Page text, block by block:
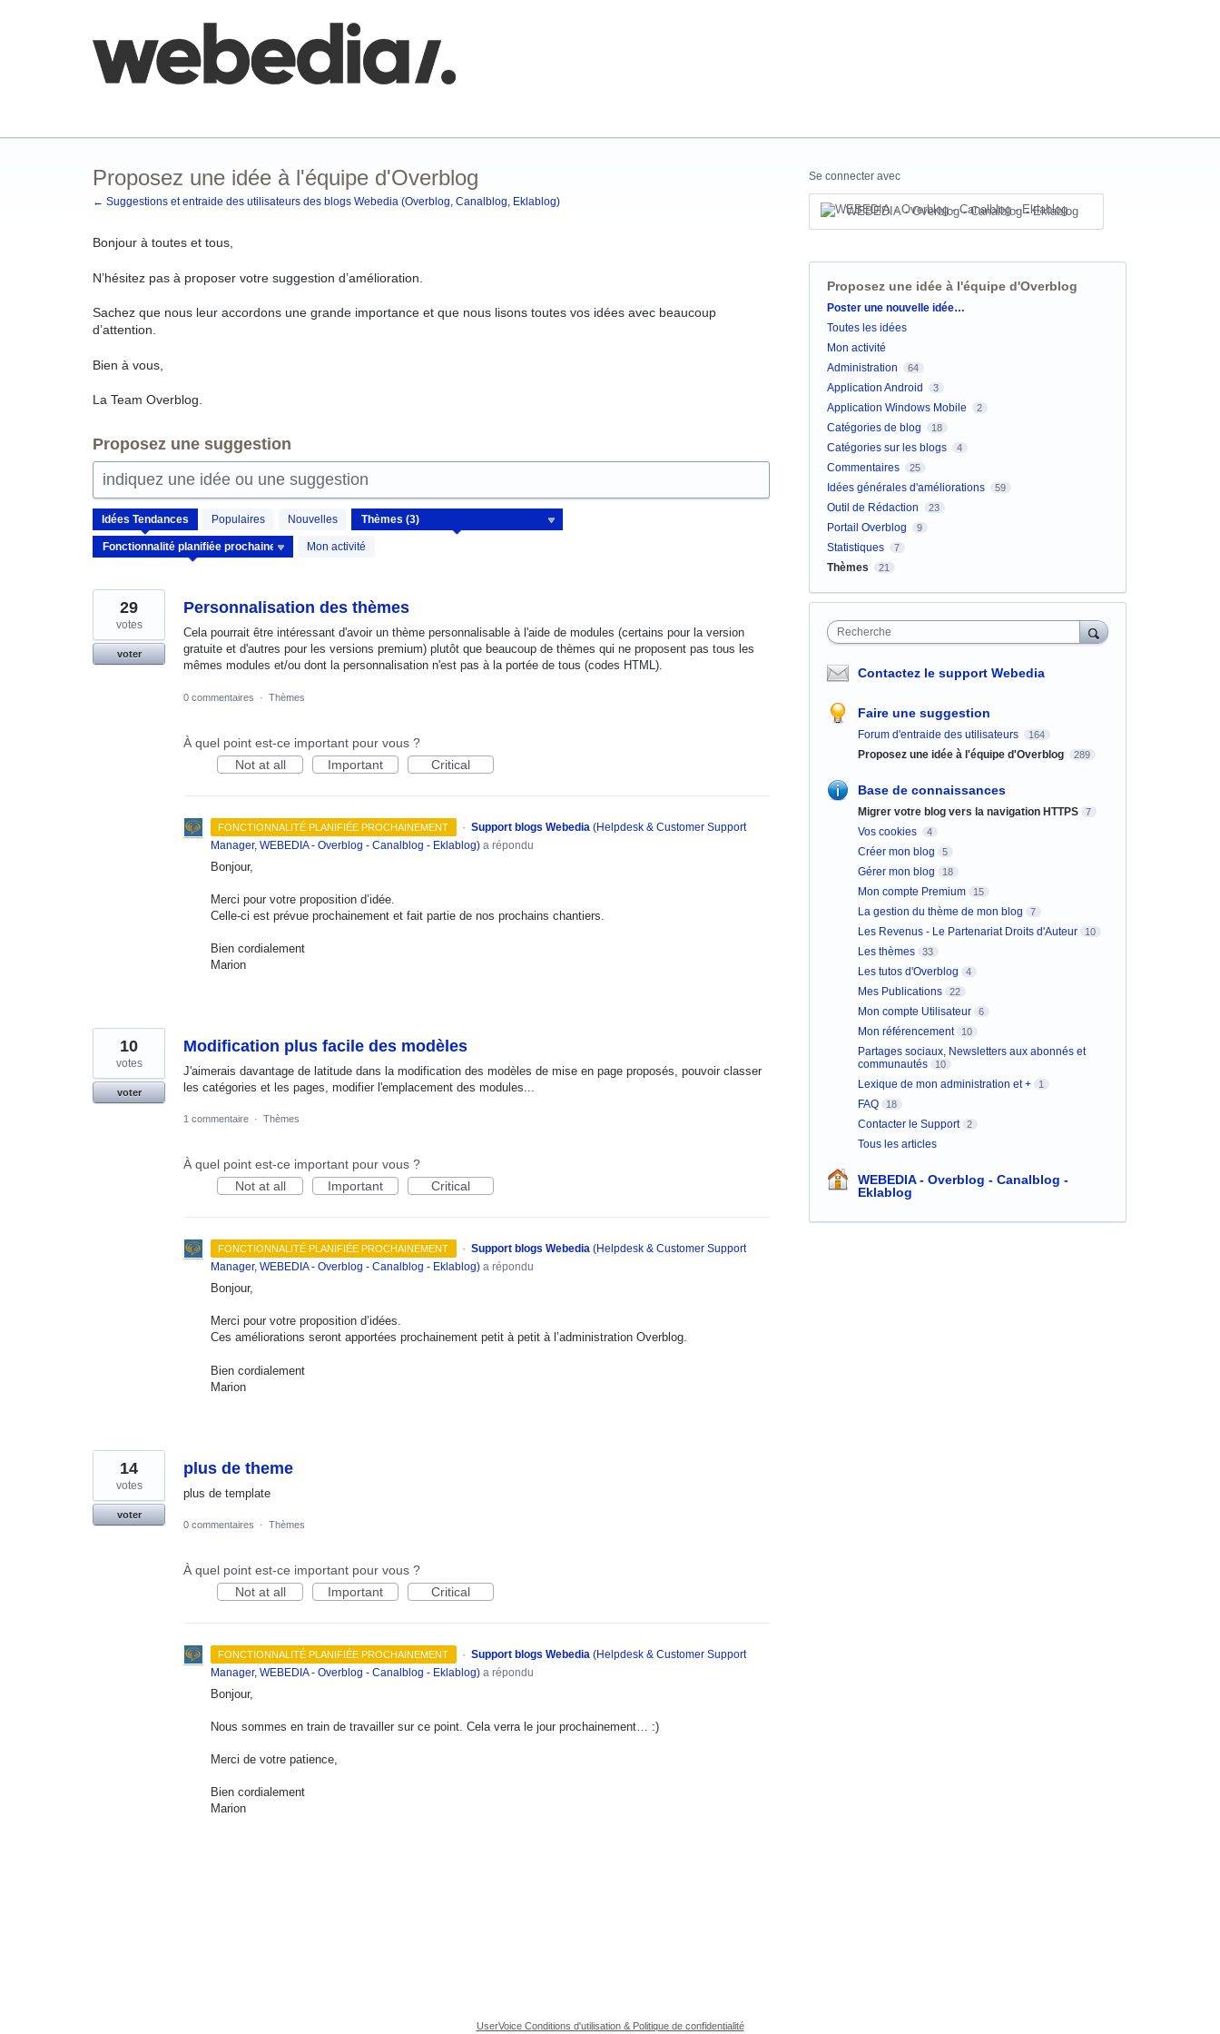
Proposez une idée à l'équipe d'Overblog
← Suggestions et entraide des utilisateurs des blogs Webedia (Overblog, Canalblog, Eklablog)
Bonjour à toutes et tous,
N’hésitez pas à proposer votre suggestion d’amélioration.
Sachez que nous leur accordons une grande importance et que nous lisons toutes vos idées avec beaucoup
d’attention.
Bien à vous,
La Team Overblog.
Proposez une suggestion
indiquez une idée ou une suggestion
Idées Tendances Populaires Nouvelles
Mon activité
résultats
trouvés
Personnalisation des thèmes
Cela pourrait être intéressant d'avoir un thème personnalisable à l'aide de modules (certains pour la version
gratuite et d'autres pour les versions premium) plutôt que beaucoup de thèmes qui ne proposent pas tous les
mêmes modules et/ou dont la personnalisation n'est pas à la portée de tous (codes HTML).
29
votes
voter
0 commentaires · Thèmes
À quel point est-ce important pour vous ?
Not at all
Important Critical
FONCTIONNALITÉ PLANIFIÉE PROCHAINEMENT · Support blogs Webedia (Helpdesk & Customer Support
Manager, WEBEDIA - Overblog - Canalblog - Eklablog) a répondu
Bonjour,
Merci pour votre proposition d’idée.
Celle-ci est prévue prochainement et fait partie de nos prochains chantiers.
Bien cordialement
Marion
Modification plus facile des modèles
J'aimerais davantage de latitude dans la modification des modèles de mise en page proposés, pouvoir classer
les catégories et les pages, modifier l'emplacement des modules...
10
votes
voter
1 commentaire · Thèmes
À quel point est-ce important pour vous ?
Not at all
Important Critical
FONCTIONNALITÉ PLANIFIÉE PROCHAINEMENT · Support blogs Webedia (Helpdesk & Customer Support
Manager, WEBEDIA - Overblog - Canalblog - Eklablog) a répondu
Bonjour,
Merci pour votre proposition d’idées.
Ces améliorations seront apportées prochainement petit à petit à l’administration Overblog.
Bien cordialement
Marion
plus de theme
plus de template
14
votes
voter
0 commentaires
· Thèmes
À quel point est-ce important pour vous ?
Not at all
Important Critical
FONCTIONNALITÉ PLANIFIÉE PROCHAINEMENT · Support blogs Webedia (Helpdesk & Customer Support
Manager, WEBEDIA - Overblog - Canalblog - Eklablog) a répondu
Bonjour,
Nous sommes en train de travailler sur ce point. Cela verra le jour prochainement… :)
Merci de votre patience,
Bien cordialement
Marion
Se connecter avec
WEBEDIA - Overblog - Canalblog - Eklablog
Proposez une idée à l'équipe d'Overblog
Catégories
Poster une nouvelle idée…
Toutes les idées
Mon activité
Administration
64
Application Android 3
Application Windows Mobile 2
Catégories de blog 18
Catégories sur les blogs 4
Commentaires 25
Idées générales d'améliorations 59
Outil de Rédaction 23
Portail Overblog 9
Statistiques 7
Thèmes 21
Recherche
Contactez le support Webedia
Faire une suggestion
Forum d'entraide des utilisateurs 164
Proposez une idée à l'équipe d'Overblog 289
Base de connaissances
Migrer votre blog vers la navigation HTTPS 7
Vos cookies 4
Créer mon blog 5
Gérer mon blog 18
Mon compte Premium 15
La gestion du thème de mon blog 7
Les Revenus - Le Partenariat Droits d'Auteur 10
Les thèmes 33
Les tutos d'Overblog 4
Mes Publications 22
Mon compte Utilisateur 6
Mon référencement 10
Partages sociaux, Newsletters aux abonnés et
communautés
10
Lexique de mon administration et + 1
FAQ 18
Contacter le Support 2
Tous les articles
WEBEDIA - Overblog - Canalblog -
Eklablog
UserVoice Conditions d'utilisation & Politique de confidentialité